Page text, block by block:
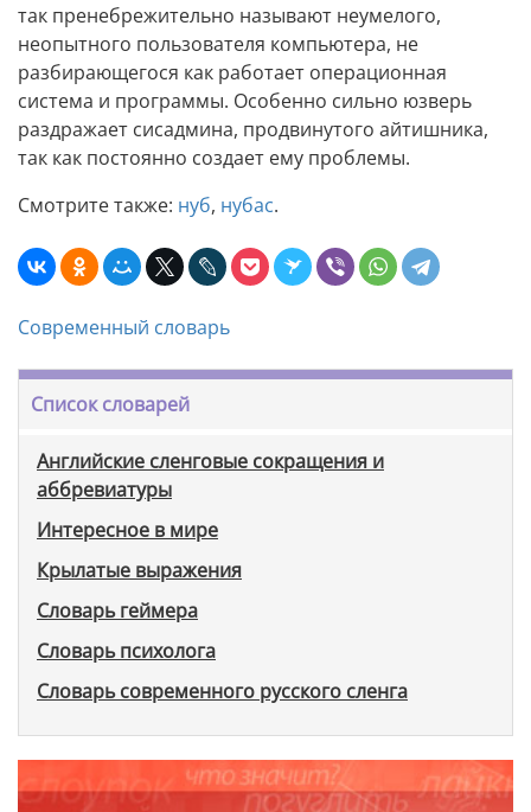
так пренебрежительно называют неумелого,
неопытного пользователя компьютера, не
разбирающегося как работает операционная
система и программы. Особенно сильно юзверь
раздражает сисадмина, продвинутого айтишника,
так как постоянно создает ему проблемы.
Смотрите также: нуб, нубас.
Современный словарь
Список словарей
Английские сленговые сокращения и
аббревиатуры
Интересное в мире
Крылатые выражения
Словарь геймера
Словарь психолога
Словарь современного русского сленга